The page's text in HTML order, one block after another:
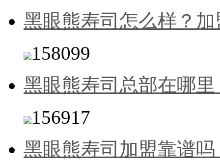
黑眼熊寿司怎么样？
158099
黑眼熊寿司总部在哪
156917
黑眼熊寿司加盟靠谱